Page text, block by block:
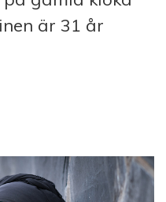
är 31 år
OM PENGAR ÄR BRA,